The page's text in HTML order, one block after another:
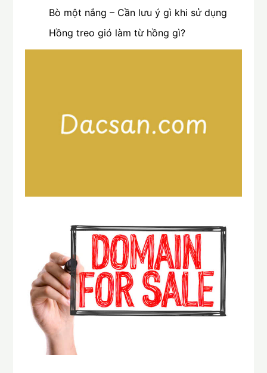
Bò một nắng – Cần lưu ý gì khi sử dụng
Hồng treo gió làm từ hồng gì?